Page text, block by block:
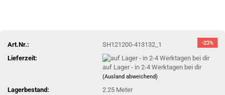
-23%
Art.Nr.:
SH121200-413132_1
Lieferzeit:
auf Lager - in 2-4 Werktagen bei dir
(Ausland abweichend)
Lagerbestand: 2.25 Meter